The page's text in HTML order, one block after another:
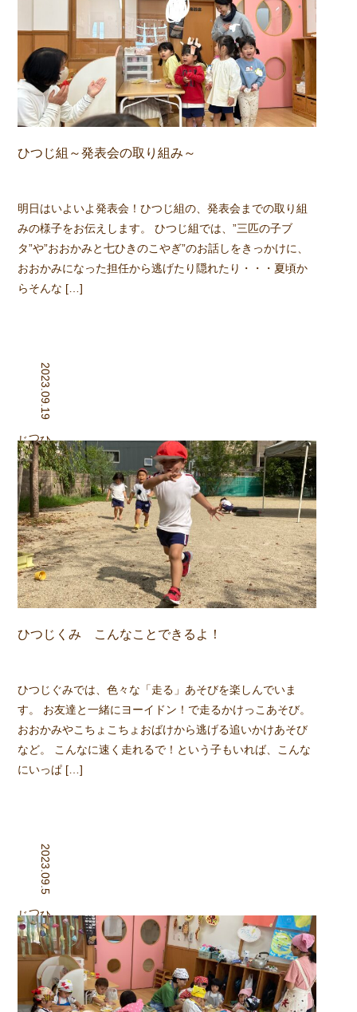
ひつじ組～発表会の取り組み～
明日はいよいよ発表会！ひつじ組の、発表会までの取り組
みの様子をお伝えします。 ひつじ組では、”三匹の子ブ
タ”や”おおかみと七ひきのこやぎ”のお話しをきっかけに、
おおかみになった担任から逃げたり隠れたり・・・夏頃か
らそんな […]
2023.09.19
ひつじ
組
ひつじくみ こんなことできるよ！
ひつじぐみでは、色々な「走る」あそびを楽しんでいま
す。 お友達と一緒にヨーイドン！で走るかけっこあそび。
おおかみやこちょこちょおばけから逃げる追いかけあそび
など。 こんなに速く走れるで！という子もいれば、こんな
にいっぱ […]
2023.09.5
ひつじ
組